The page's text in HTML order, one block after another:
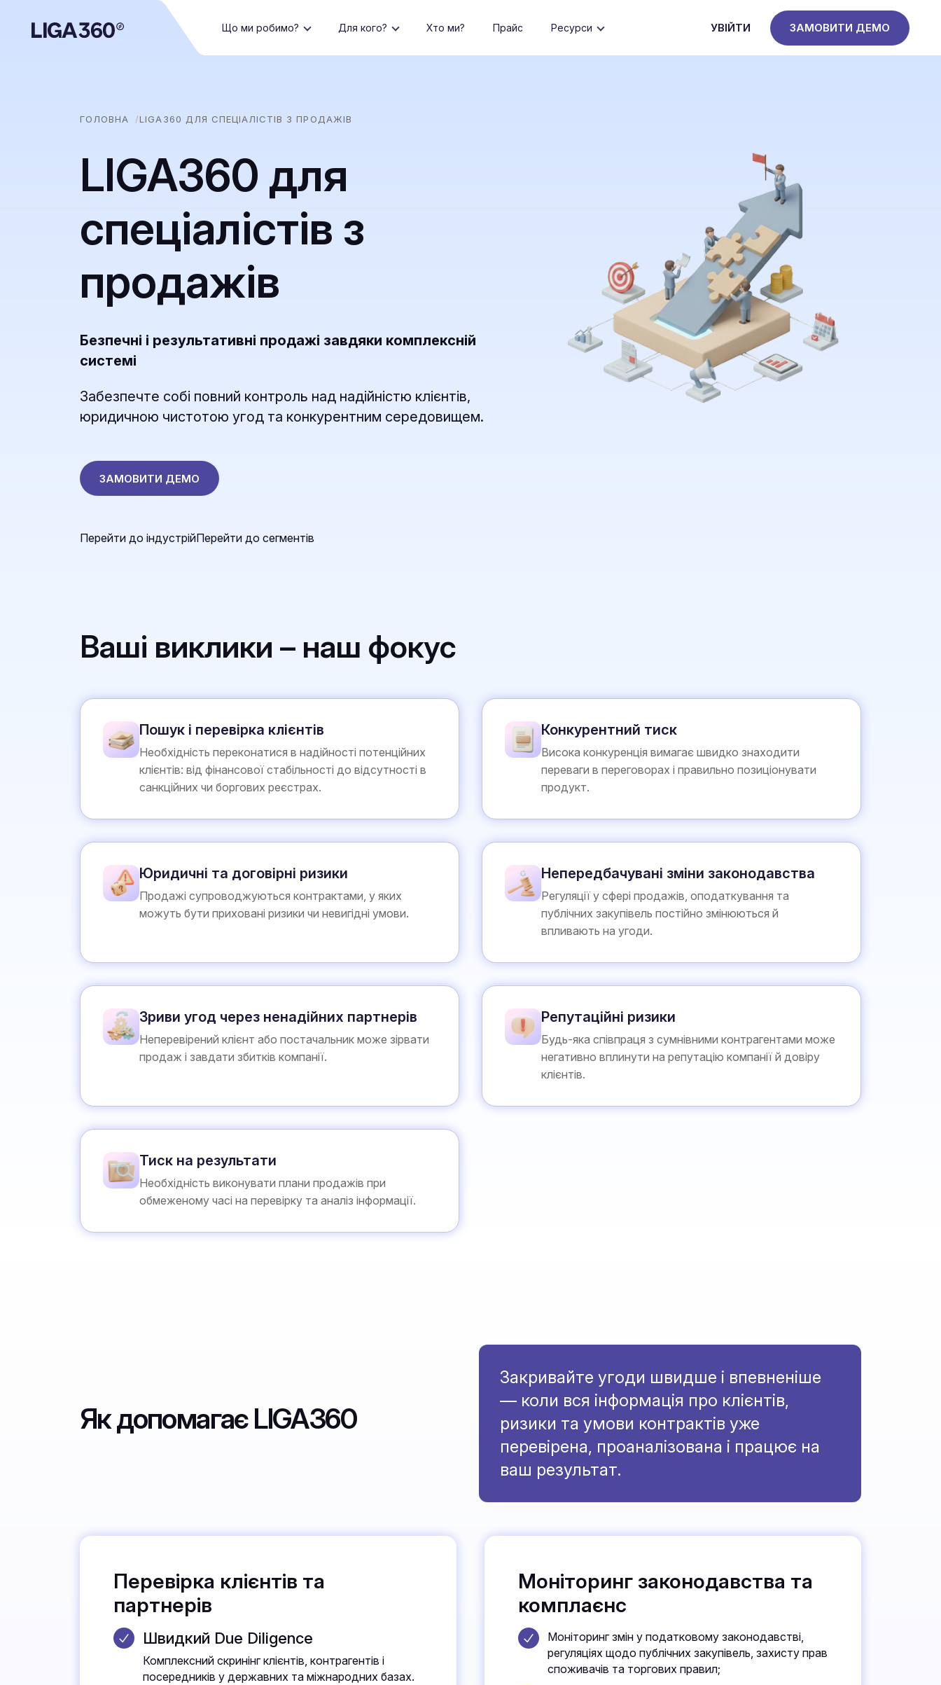
Що ми робимо? Для кого? Хто ми? Прайс Ресурси УВІЙТИ ЗАМОВИТИ ДЕМО
ГОЛОВНА LIGA360 ДЛЯ СПЕЦІАЛІСТІВ З ПРОДАЖІВ
LIGA360 для
спеціалістів з
продажів
Безпечні і результативні продажі завдяки комплексній
системі
Забезпечте собі повний контроль над надійністю клієнтів,
юридичною чистотою угод та конкурентним середовищем.
ЗАМОВИТИ ДЕМО
Перейти до індустрійПерейти до сегментів
Ваші виклики – наш фокус
Пошук і перевірка клієнтів
Необхідність переконатися в надійності потенційних
клієнтів: від фінансової стабільності до відсутності в
санкційних чи боргових реєстрах.
Конкурентний тиск
Висока конкуренція вимагає швидко знаходити
переваги в переговорах і правильно позиціонувати
продукт.
Юридичні та договірні ризики
Продажі супроводжуються контрактами, у яких
можуть бути приховані ризики чи невигідні умови.
Непередбачувані зміни законодавства
Регуляції у сфері продажів, оподаткування та
публічних закупівель постійно змінюються й
впливають на угоди.
Зриви угод через ненадійних партнерів
Неперевірений клієнт або постачальник може зірвати
продаж і завдати збитків компанії.
Репутаційні ризики
Будь-яка співпраця з сумнівними контрагентами може
негативно вплинути на репутацію компанії й довіру
клієнтів.
Тиск на результати
Необхідність виконувати плани продажів при
обмеженому часі на перевірку та аналіз інформації.
Як допомагає LIGA360
Закривайте угоди швидше і впевненіше
— коли вся інформація про клієнтів,
ризики та умови контрактів уже
перевірена, проаналізована і працює на
ваш результат.
Перевірка клієнтів та
партнерів
Швидкий Due Diligence
Комплексний скринінг клієнтів, контрагентів і
посередників у державних та міжнародних базах.
Моніторинг законодавства та
комплаєнс
Моніторинг змін у податковому законодавстві,
регуляціях щодо публічних закупівель, захисту прав
споживачів та торгових правил;